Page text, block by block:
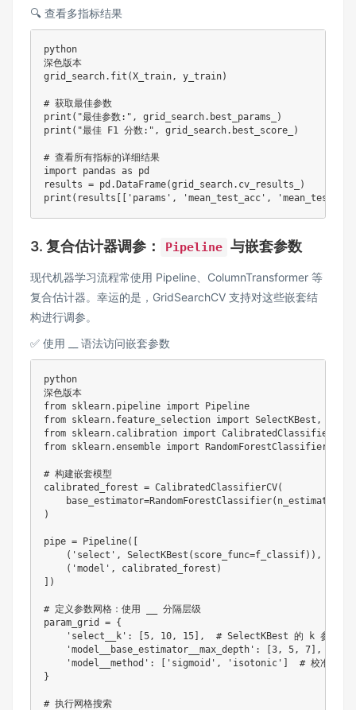
🔍 查看多指标结果
python
深色版本
grid_search. fit (X_train, y_train)
# 获取最佳参数
print ( "最佳参数:" , grid_search. best_params_
)
print ( "最佳 F1 分数:" , grid_search. best_score_ )
# 查看所有指标的详细结果
import pandas as pd
results = pd .DataFrame(grid_search. cv_results_
)
print ( results [ [ 'params' , 'mean_test_acc' ,
3. 复合估计器调参： Pipeline 与嵌套参数
现代机器学习流程常使用 Pipeline、ColumnTransformer 等
复合估计器。幸运的是，GridSearchCV 支持对这些嵌套结
构进行调参。
✅ 使用 __ 语法访问嵌套参数
python
from sklearn. pipeline import
from sklearn. feature_selection import SelectKBest ,
from sklearn. calibration import
from sklearn.ensemble import RandomForestClassifier
# 构建嵌套模型
calibrated_forest = CalibratedClassifierCV(
    base_estimator
=RandomForestClassifier( n_estimators
)
pipe = Pipeline( [
( 'select' , SelectKBest ( score_func=f_classif) ) ,
( 'model' , calibrated_forest )
] )
# 定义参数网格：使用 __ 分隔层级
param_grid = {
'select__k' : [5, 10, 15] ,
# SelectKBest 的 k 参数
'model__base_estimator__max_depth' : [3, 5, 7] ,
'model__method' : [ 'sigmoid' , 'isotonic' ]
# 校准方法
}
# 执行网格搜索